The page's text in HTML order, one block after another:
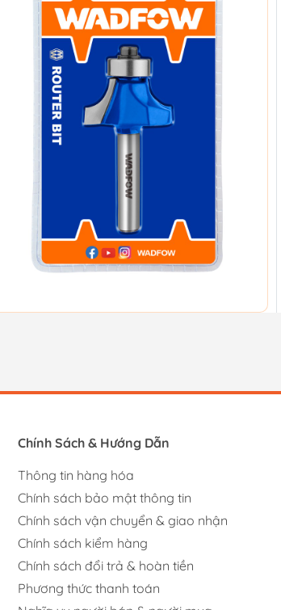
Chính Sách & Hướng Dẫn
Thông tin hàng hóa
Chính sách bảo mật thông tin
Chính sách vận chuyển & giao nhận
Chính sách kiểm hàng
Chính sách đổi trả & hoàn tiền
Phương thức thanh toán